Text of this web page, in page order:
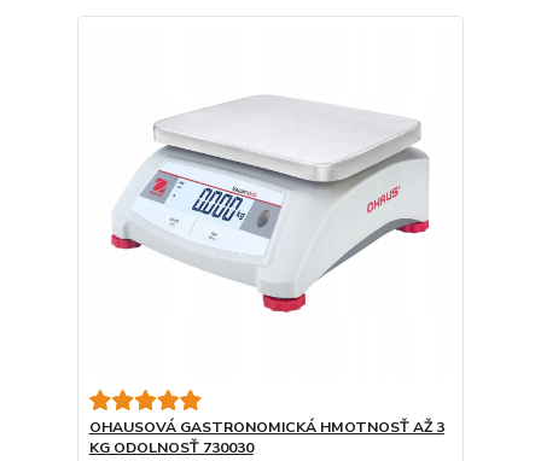
OHAUSOVÁ GASTRONOMICKÁ HMOTNOSŤ AŽ 3
KG ODOLNOSŤ 730030